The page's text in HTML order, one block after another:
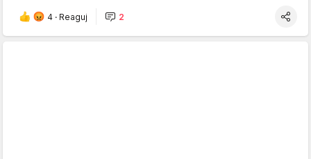
4 · Reaguj 2